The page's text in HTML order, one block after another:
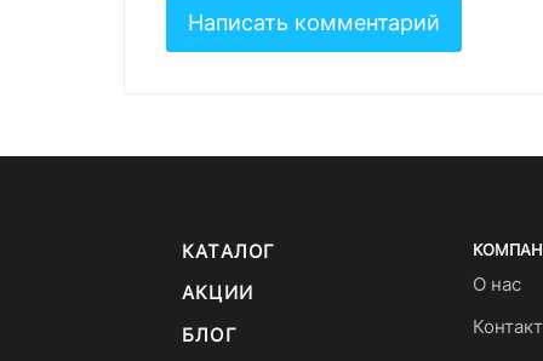
КАТАЛОГ
АКЦИИ
БЛОГ
О нас